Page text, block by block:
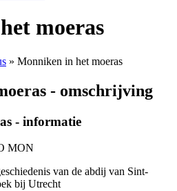
moeras
» Monniken in het moeras
- omschrijving
- informatie
MON
van de abdij van Sint-
bij Utrecht